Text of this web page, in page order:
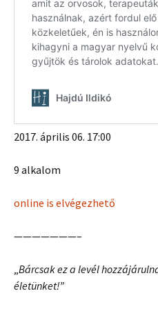
2017. április 06. 17:00
9 alkalom
online is elvégezhető
———————–
„Bárcsak ez a levél
életünket!”